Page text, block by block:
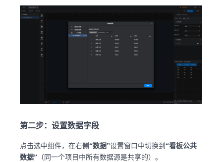
第二步：设置数据字段
点击选中组件，在右侧 “数据”设置窗口中切换到 “看板公共
数据” （同一个项目中所有数据源是共享的）。